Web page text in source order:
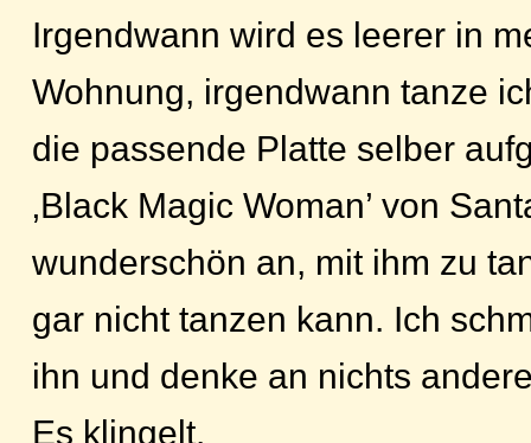
Irgendwann wird es leerer in
Wohnung, irgendwann tanze
die passende Platte selber
‚Black Magic Woman’ von
wunderschön an, mit ihm zu
gar nicht tanzen kann. Ich
ihn und denke an nichts
Es klingelt.